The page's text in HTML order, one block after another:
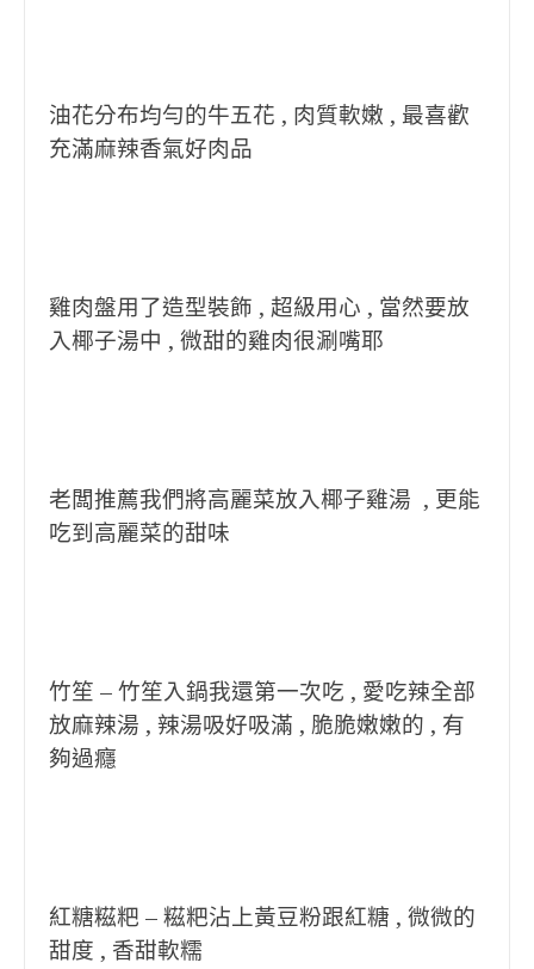
油花分布均勻的牛五花 , 肉質軟嫩 , 最喜歡
充滿麻辣香氣好肉品
雞肉盤用了造型裝飾 , 超級用心 , 當然要放
入椰子湯中 , 微甜的雞肉很涮嘴耶
老闆推薦我們將高麗菜放入椰子雞湯 , 更能
吃到高麗菜的甜味
竹笙 – 竹笙入鍋我還第一次吃 , 愛吃辣全部
放麻辣湯 , 辣湯吸好吸滿 , 脆脆嫩嫩的 , 有
夠過癮
紅糖糍粑 – 糍粑沾上黃豆粉跟紅糖 , 微微的
甜度 , 香甜軟糯